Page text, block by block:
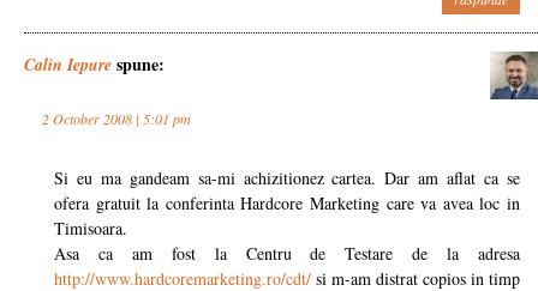
Calin Iepure spune:
2 October 2008 | 5:01 pm
Si eu ma gandeam sa-mi achizitionez cartea. Dar am aflat ca se
ofera gratuit la conferinta Hardcore Marketing care va avea loc in
Timisoara.
Asa ca am fost la Centru de Testare de la adresa
http://www.hardcoremarketing.ro/cdt/ si m-am distrat copios in timp